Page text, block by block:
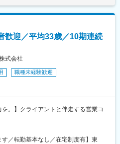
歓迎／平均33歳／10期連続
式会社
職種未経験歓迎
を。】クライアントと伴走する営業コ
す／転勤基本なし／在宅制度有】東